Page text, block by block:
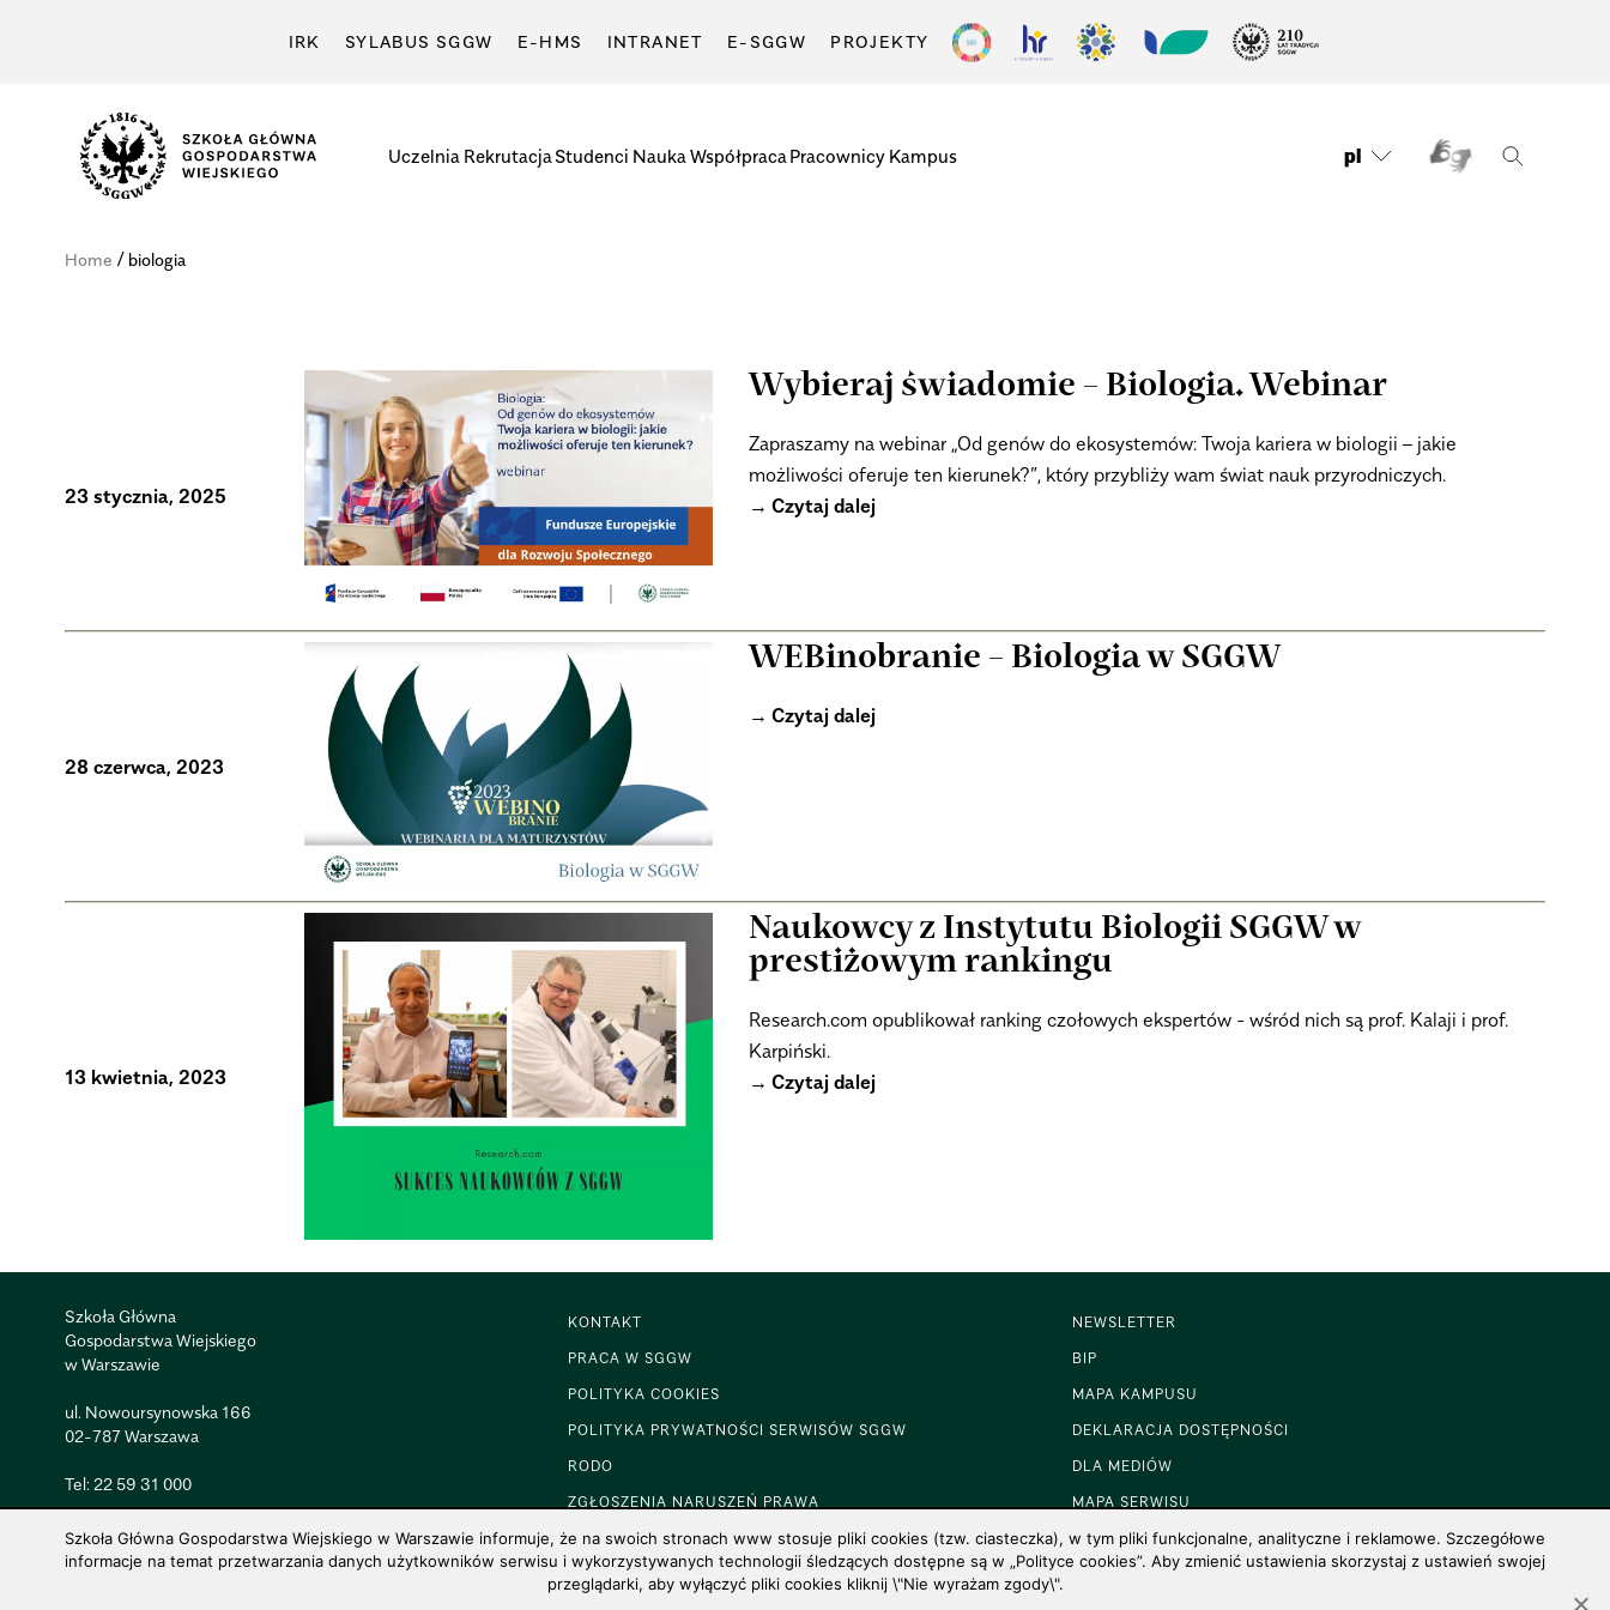
IRK SYLABUS SGGW E-HMS INTRANET E-SGGW PROJEKTY
Gospodarstwa
Uczelnia Rekrutacja Studenci Nauka Współpraca Pracownicy Kampus pl
Home / biologia
23 stycznia, 2025
Wybieraj świadomie – Biologia. Webinar
Zapraszamy na webinar „Od genów do ekosystemów: Twoja kariera w biologii – jakie
możliwości oferuje ten kierunek?”, który przybliży wam świat nauk przyrodniczych.
Czytaj dalej
28 czerwca, 2023
WEBinobranie – Biologia w SGGW
Czytaj dalej
13 kwietnia, 2023
Naukowcy z Instytutu Biologii SGGW w
prestiżowym rankingu
Research.com opublikował ranking czołowych ekspertów - wśród nich są prof. Kalaji i prof.
Karpiński.
Czytaj dalej
Szkoła Główna
Gospodarstwa Wiejskiego
w Warszawie
ul. Nowoursynowska 166
02-787 Warszawa
Tel: 22 59 31 000
KONTAKT
PRACA W SGGW
POLITYKA COOKIES
POLITYKA PRYWATNOŚCI SERWISÓW SGGW
RODO
ZGŁOSZENIA NARUSZEŃ PRAWA
NEWSLETTER
BIP
MAPA KAMPUSU
DEKLARACJA DOSTĘPNOŚCI
DLA MEDIÓW
MAPA SERWISU
Szkoła Główna Gospodarstwa Wiejskiego w Warszawie informuje, że na swoich stronach www stosuje pliki cookies (tzw. ciasteczka), w tym pliki funkcjonalne, analityczne i reklamowe. Szczegółowe
informacje na temat przetwarzania danych użytkowników serwisu i wykorzystywanych technologii śledzących dostępne są w „Polityce cookies”. Aby zmienić ustawienia skorzystaj z ustawień swojej
przeglądarki, aby wyłączyć pliki cookies kliknij \"Nie wyrażam zgody\".